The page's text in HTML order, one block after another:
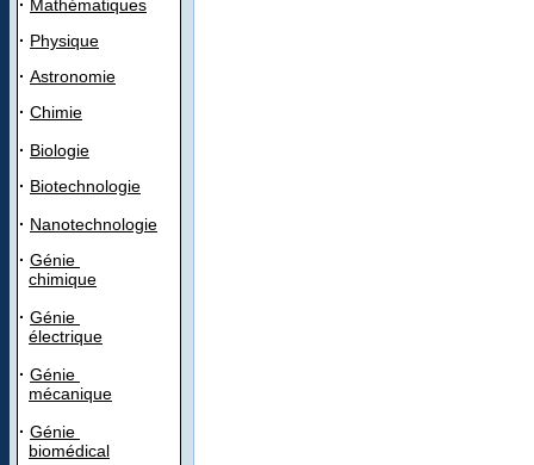
· Mathématiques
· Physique
· Astronomie
· Chimie
· Biologie
· Biotechnologie
· Nanotechnologie
· Génie
chimique
· Génie
électrique
· Génie
mécanique
· Génie
biomédical